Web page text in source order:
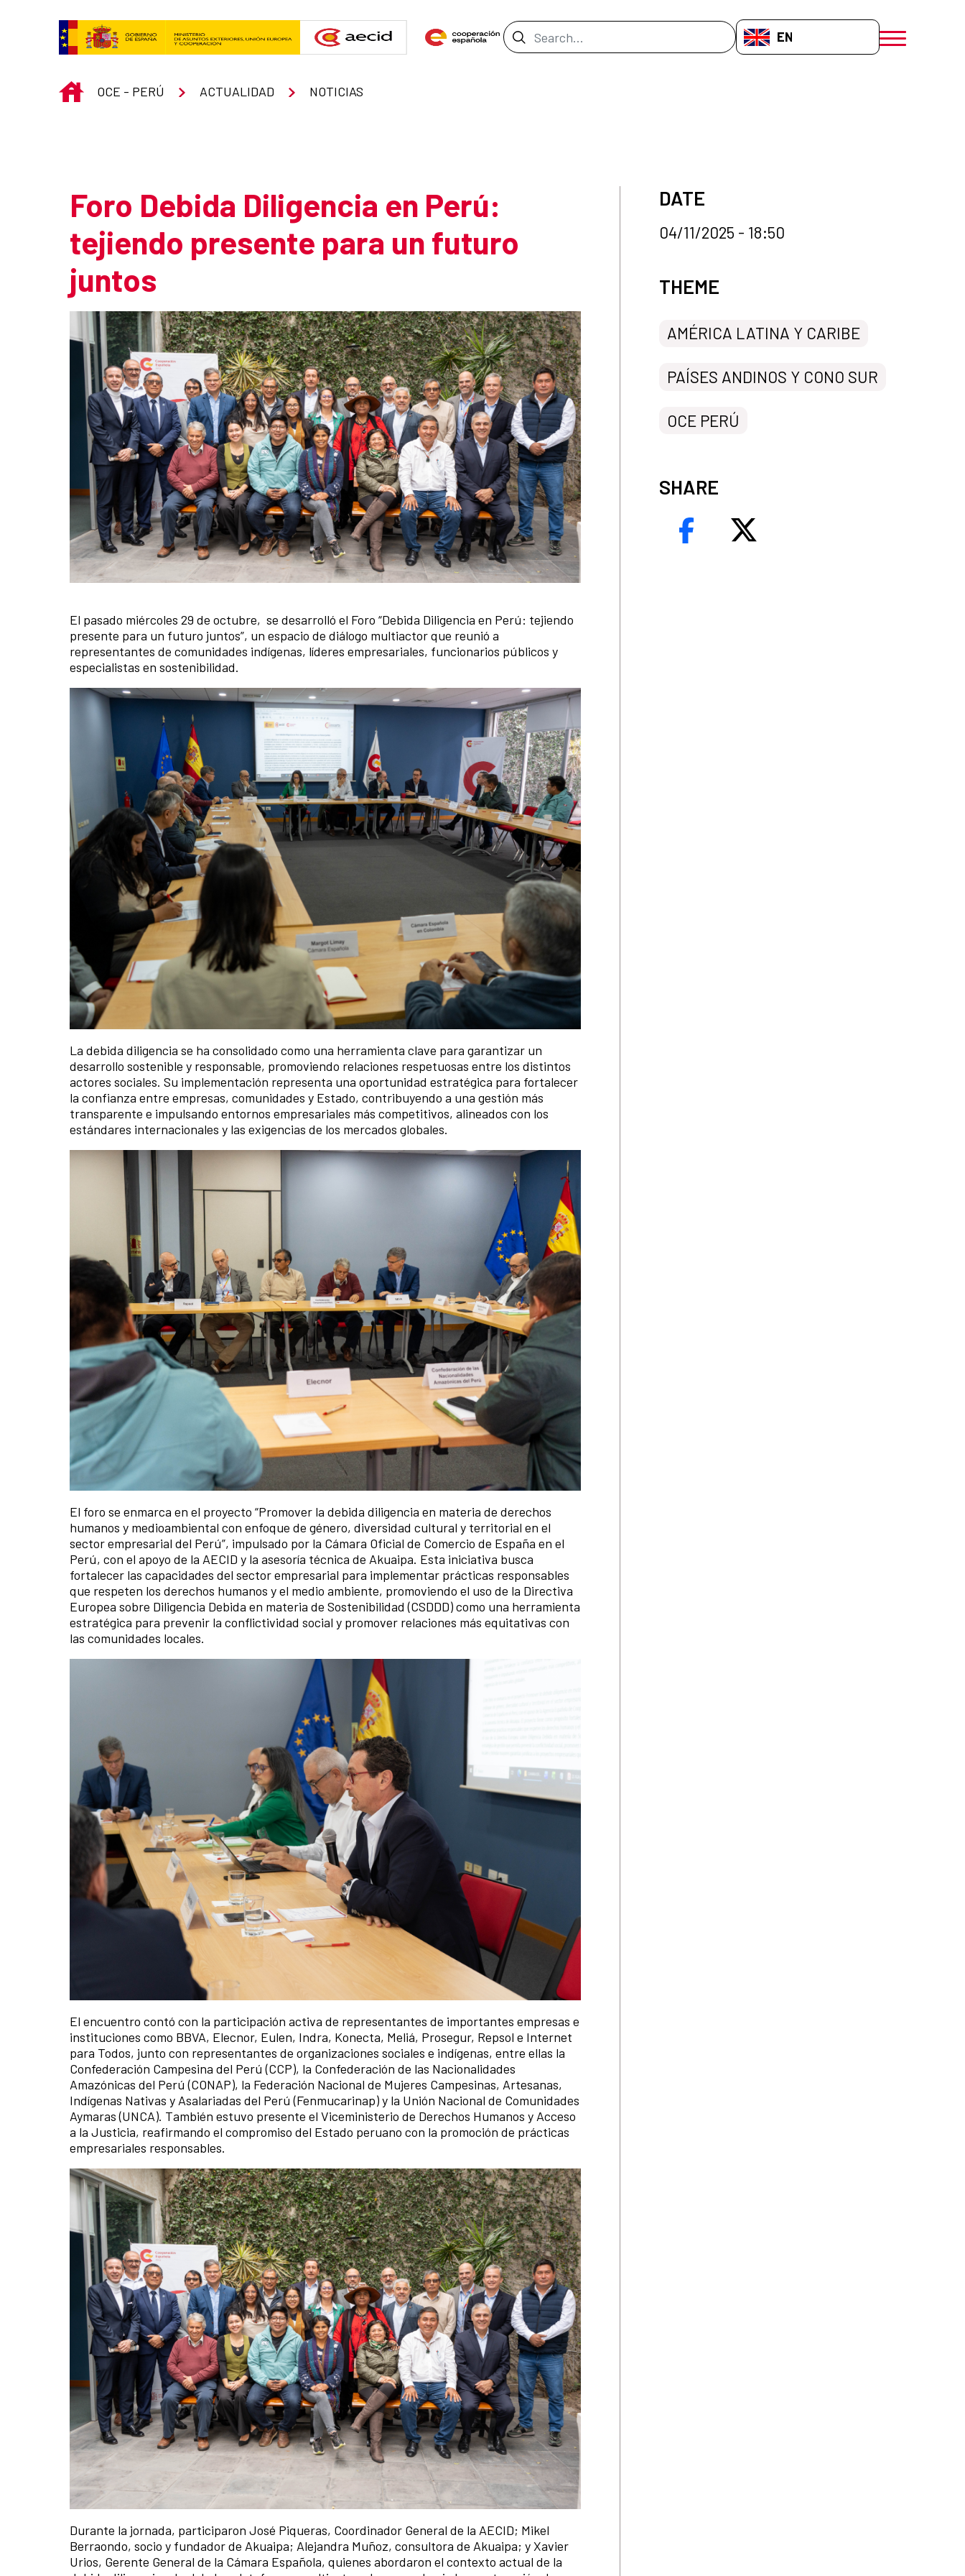
Search Bar EN-GB
menú móvil
INICIO
OCE - PERÚ ACTUALIDAD NOTICIAS
Foro Debida Diligencia en Perú:
tejiendo presente para un futuro
juntos
Summary of the news
News content
El pasado miércoles 29 de octubre, se desarrolló el Foro “Debida Diligencia en Perú: tejiendo
presente para un futuro juntos”, un espacio de diálogo multiactor que reunió a
representantes de comunidades indígenas, líderes empresariales, funcionarios públicos y
especialistas en sostenibilidad.
La debida diligencia se ha consolidado como una herramienta clave para garantizar un
desarrollo sostenible y responsable, promoviendo relaciones respetuosas entre los distintos
actores sociales. Su implementación representa una oportunidad estratégica para fortalecer
la confianza entre empresas, comunidades y Estado, contribuyendo a una gestión más
transparente e impulsando entornos empresariales más competitivos, alineados con los
estándares internacionales y las exigencias de los mercados globales.
El foro se enmarca en el proyecto “Promover la debida diligencia en materia de derechos
humanos y medioambiental con enfoque de género, diversidad cultural y territorial en el
sector empresarial del Perú”, impulsado por la Cámara Oficial de Comercio de España en el
Perú, con el apoyo de la AECID y la asesoría técnica de Akuaipa. Esta iniciativa busca
fortalecer las capacidades del sector empresarial para implementar prácticas responsables
que respeten los derechos humanos y el medio ambiente, promoviendo el uso de la Directiva
Europea sobre Diligencia Debida en materia de Sostenibilidad (CSDDD) como una herramienta
estratégica para prevenir la conflictividad social y promover relaciones más equitativas con
las comunidades locales.
El encuentro contó con la participación activa de representantes de importantes empresas e
instituciones como BBVA, Elecnor, Eulen, Indra, Konecta, Meliá, Prosegur, Repsol e Internet
para Todos, junto con representantes de organizaciones sociales e indígenas, entre ellas la
Confederación Campesina del Perú (CCP), la Confederación de las Nacionalidades
Amazónicas del Perú (CONAP), la Federación Nacional de Mujeres Campesinas, Artesanas,
Indígenas Nativas y Asalariadas del Perú (Fenmucarinap) y la Unión Nacional de Comunidades
Aymaras (UNCA). También estuvo presente el Viceministerio de Derechos Humanos y Acceso
a la Justicia, reafirmando el compromiso del Estado peruano con la promoción de prácticas
empresariales responsables.
Durante la jornada, participaron José Piqueras, Coordinador General de la AECID; Mikel
Berraondo, socio y fundador de Akuaipa; Alejandra Muñoz, consultora de Akuaipa; y Xavier
Urios, Gerente General de la Cámara Española, quienes abordaron el contexto actual de la
DATE
04/11/2025 - 18:50
News categories
THEME
AMÉRICA LATINA Y CARIBE
PAÍSES ANDINOS Y CONO SUR
OCE PERÚ
SHARE